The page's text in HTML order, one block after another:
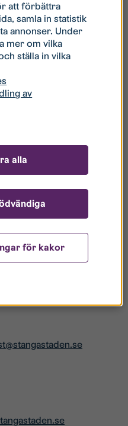
medelstora företag.
to Works
jämföra sig med och lära
och Europa. Ambitionen är
att kunna prioritera och
enskild medarbetare.
långt
telefon: 072-574 96 60
att förbättra
samla in statistik
annonser. Under
mer om vilka
ställa in vilka
av
för kakor
alla